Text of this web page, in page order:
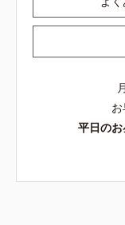
平日の